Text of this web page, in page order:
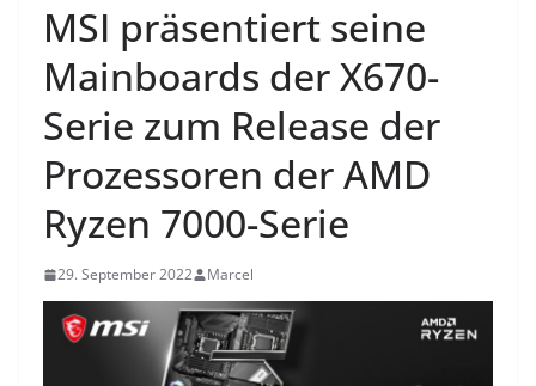
MSI präsentiert seine
Mainboards der X670-
Serie zum Release der
Prozessoren der AMD
Ryzen 7000-Serie
29. September 2022 Marcel